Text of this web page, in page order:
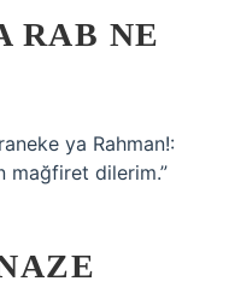
RAB NE
ya Rahman!:
mağfiret dilerim.”